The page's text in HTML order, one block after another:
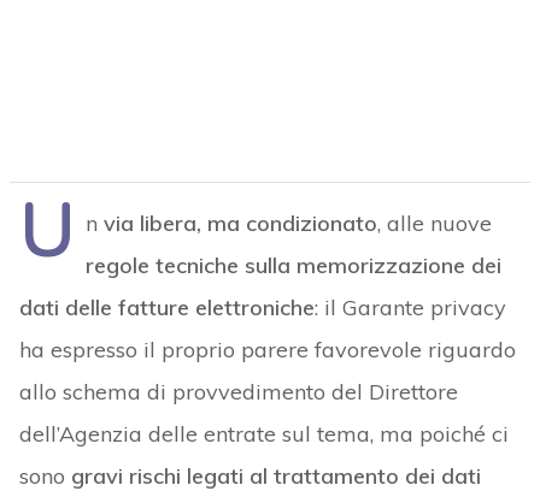
U n via libera, ma condizionato, alle nuove
regole tecniche sulla memorizzazione dei
dati delle fatture elettroniche: il Garante privacy
ha espresso il proprio parere favorevole riguardo
allo schema di provvedimento del Direttore
dell’Agenzia delle entrate sul tema, ma poiché ci
sono gravi rischi legati al trattamento dei dati